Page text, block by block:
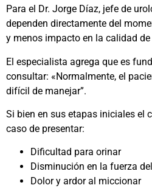
Para el Dr. Jorge Díaz, jefe de
dependen directamente del
y menos impacto en la calidad de
El especialista agrega que es
consultar: «Normalmente, el
difícil de manejar”.
Si bien en sus etapas iniciales el
caso de presentar:
Dificultad para orinar
Disminución en la fuerza
Dolor y ardor al miccionar